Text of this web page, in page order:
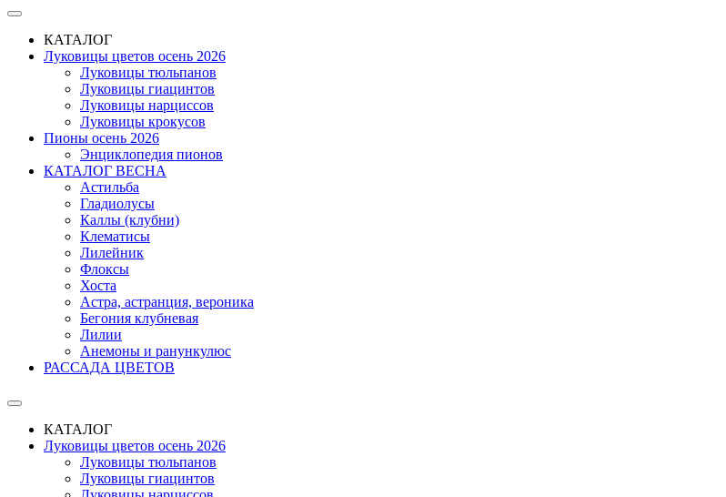
КАТАЛОГ
Луковицы цветов осень 2026
Луковицы тюльпанов
Луковицы гиацинтов
Луковицы нарциссов
Луковицы крокусов
Пионы осень 2026
Энциклопедия пионов
КАТАЛОГ ВЕСНА
Астильба
Гладиолусы
Каллы (клубни)
Клематисы
Лилейник
Флоксы
Хоста
Астра, астранция, вероника
Бегония клубневая
Лилии
Анемоны и ранункулюс
РАССАДА ЦВЕТОВ
КАТАЛОГ
Луковицы цветов осень 2026
Луковицы тюльпанов
Луковицы гиацинтов